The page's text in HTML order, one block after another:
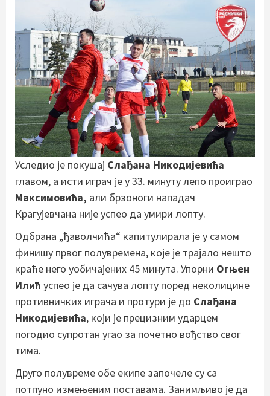
Уследио је покушај Слађана Никодијевића
главом, а исти играч је у 33. минуту лепо проиграо
Максимовића, али брзоноги нападач
Крагујевчана није успео да умири лопту.
Одбрана „ђаволчића“ капитулирала је у самом
финишу првог полувремена, које је трајало нешто
краће него уобичајених 45 минута. Упорни Огњен
Илић успео је да сачува лопту поред неколицине
противничких играча и протури је до Слађана
Никодијевића, који је прецизним ударцем
погодио супротан угао за почетно вођство свог
тима.
Друго полувреме обе екипе започеле су са
потпуно измењеним поставама. Занимљиво је да